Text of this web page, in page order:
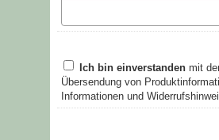
Ich bin einverstanden mit
Übersendung von
Informationen und